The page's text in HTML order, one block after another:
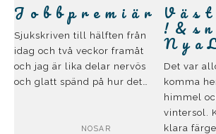
J o b b p r e m i ä r
Sjukskriven till hälften från
idag och två veckor framåt
och jag är lika delar nervös
och glatt spänd på hur det…
V ä s
! & s n
N y a
Det var
komma
himmel
vintersol.
klara
NOSAR